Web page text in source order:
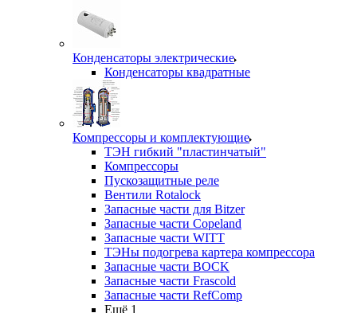
Конденсаторы электрические
Конденсаторы квадратные
Компрессоры и комплектующие
ТЭН гибкий "пластинчатый"
Компрессоры
Пускозащитные реле
Вентили Rotalock
Запасные части для Bitzer
Запасные части Copeland
Запасные части WITT
ТЭНы подогрева картера компрессора
Запасные части BOCK
Запасные части Frascold
Запасные части RefComp
Ещё 1